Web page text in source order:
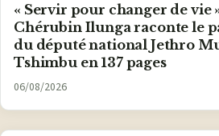
« Servir pour changer de vie
Chérubin Ilunga raconte le
du député national Jethro
Tshimbu en 137 pages
06/08/2026